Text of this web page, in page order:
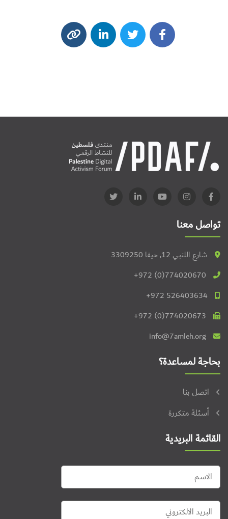
تواصل معنا
شارع اللنبي 12, حيفا 3309250
+972 (0)774020670
+972 526403634
+972 (0)774020673
info@7amleh.org
بحاجة لمساعدة؟
اتصل بنا
أسئلة متكررة
القائمة البريدية